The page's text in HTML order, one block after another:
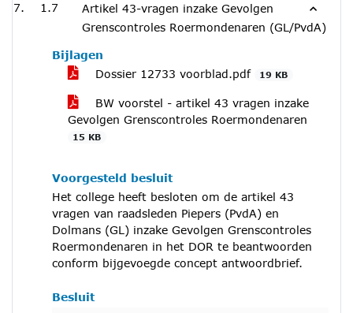
1.7
Artikel 43-vragen inzake Gevolgen
Grenscontroles Roermondenaren (GL/PvdA)
Bijlagen
Dossier 12733 voorblad.pdf
19 KB
BW voorstel - artikel 43 vragen inzake
Gevolgen Grenscontroles Roermondenaren
15 KB
Voorgesteld besluit
Het college heeft besloten om de artikel 43
vragen van raadsleden Piepers (PvdA) en
Dolmans (GL) inzake Gevolgen Grenscontroles
Roermondenaren in het DOR te beantwoorden
conform bijgevoegde concept antwoordbrief.
Besluit